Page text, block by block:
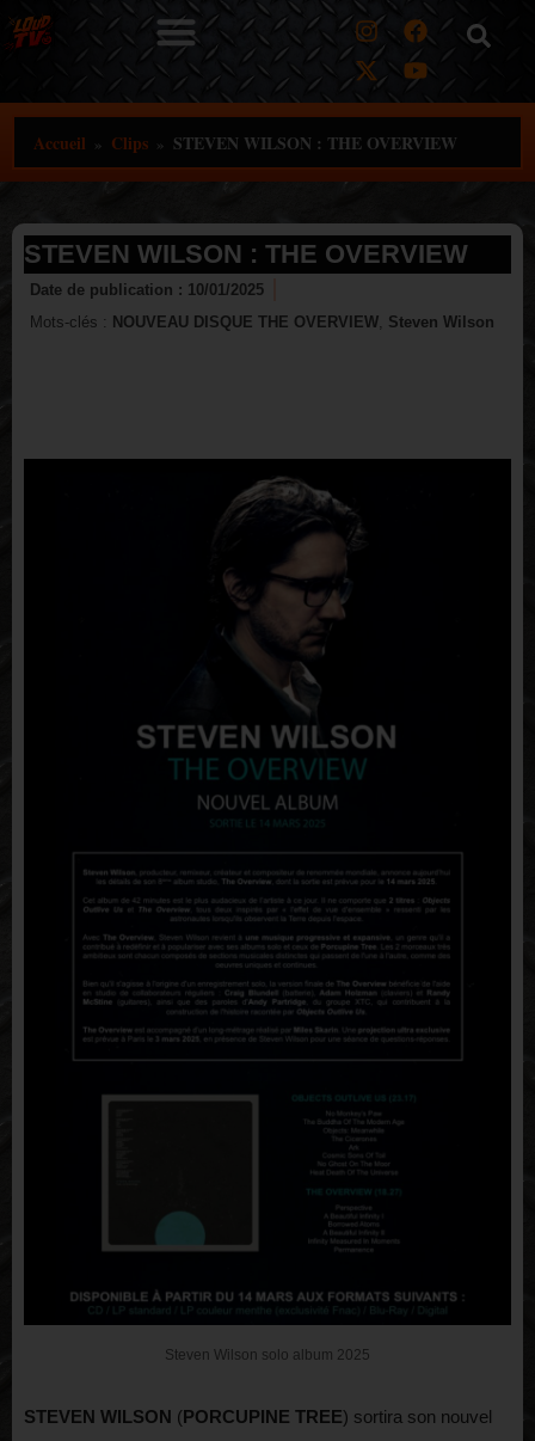
contenu
Accueil » Clips » STEVEN WILSON : THE OVERVIEW
STEVEN WILSON : THE OVERVIEW
Date de publication : 10/01/2025
Mots-clés : NOUVEAU DISQUE THE OVERVIEW Steven Wilson
Steven Wilson solo album 2025
STEVEN WILSON (PORCUPINE TREE) sortira son nouvel